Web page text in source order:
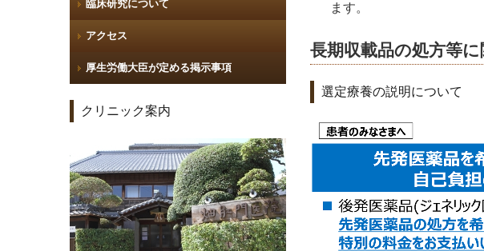
臨床研究について
アクセス
厚生労働大臣が定める掲示事項
クリニック案内
ます。
長期収載品の処方等
選定療養の説明について